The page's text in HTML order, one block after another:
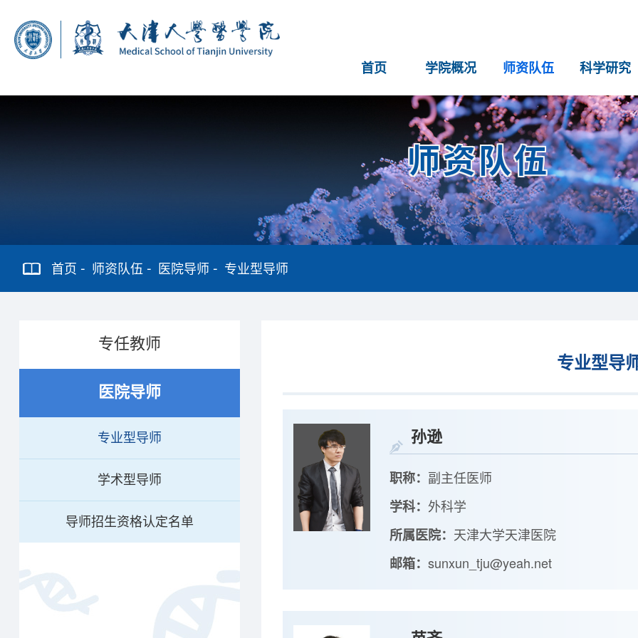
首页 学院概况 师资队伍 科学研究
师资队伍
首页 师资队伍 医院导师 专业型导师
专业型导
孙逊
职称： 副主任医师
学科： 外科学
所属医院： 天津大学天津医院
邮箱： sunxun_tju@yeah.net
专任教师
医院导师
专业型导师
学术型导师
导师招生资格认定名单